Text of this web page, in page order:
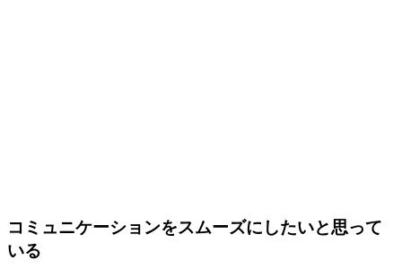
コミュニケーションをスムーズにしたいと思って
いる